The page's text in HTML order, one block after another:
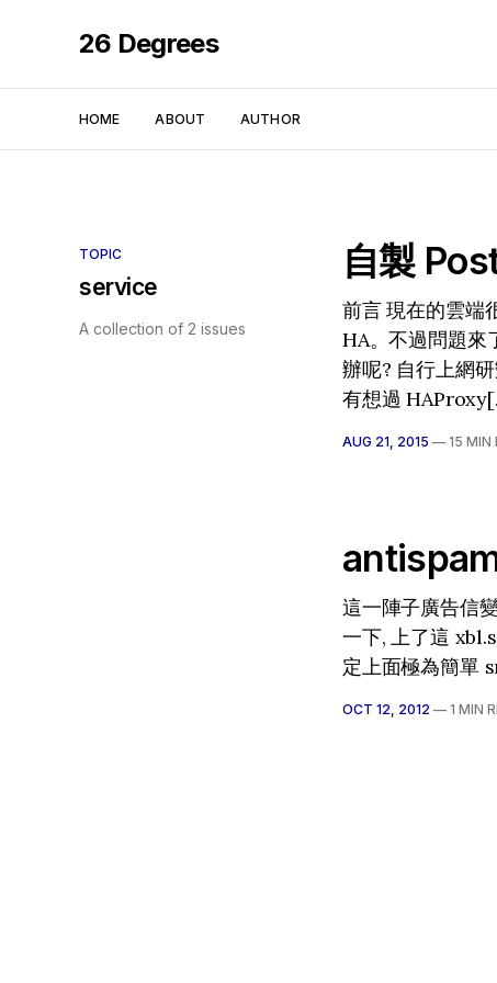
26 Degrees
HOME ABOUT AUTHOR
TOPIC
service
A collection of 2 issues
自製
前言 現在的雲端
HA。不過問題來
辦呢? 自行上網
有想過
AUG 21, 2015 — 15 MIN
這一陣子廣告信
一下, 上了這
定上面極為簡單
OCT 12, 2012 — 1 MIN